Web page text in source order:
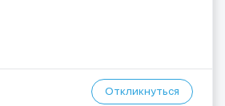
Откликнуться